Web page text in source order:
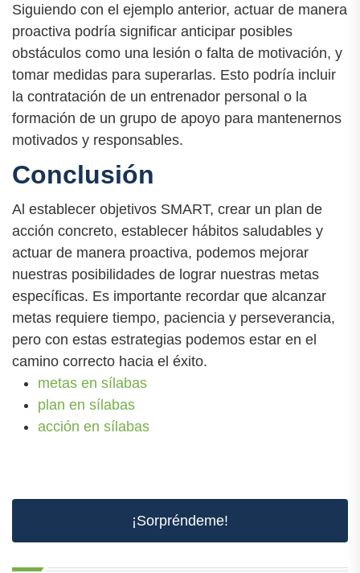
Siguiendo con el ejemplo anterior, actuar de manera
proactiva podría significar anticipar posibles
obstáculos como una lesión o falta de motivación, y
tomar medidas para superarlas. Esto podría incluir
la contratación de un entrenador personal o la
formación de un grupo de apoyo para mantenernos
motivados y responsables.
Conclusión
Al establecer objetivos SMART, crear un plan de
acción concreto, establecer hábitos saludables y
actuar de manera proactiva, podemos mejorar
nuestras posibilidades de lograr nuestras metas
específicas. Es importante recordar que alcanzar
metas requiere tiempo, paciencia y perseverancia,
pero con estas estrategias podemos estar en el
camino correcto hacia el éxito.
metas en sílabas
plan en sílabas
acción en sílabas
¡Sorpréndeme!